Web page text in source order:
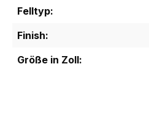
Felltyp:
Finish:
Größe in Zoll: